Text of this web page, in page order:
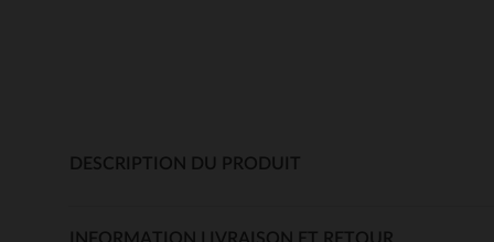
DESCRIPTION DU PRODUIT